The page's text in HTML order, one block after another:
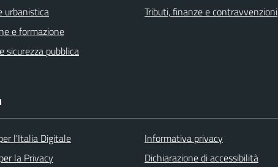
urbanistica
e formazione
sicurezza pubblica
Tributi, finanze e contravvenzioni
l'Italia Digitale
la Privacy
Informativa privacy
Dichiarazione di accessibilità